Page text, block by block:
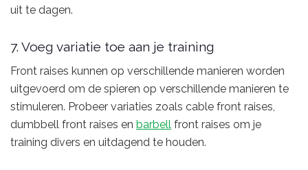
uit te dagen.
7. Voeg variatie toe aan je training
Front raises kunnen op verschillende manieren worden
uitgevoerd om de spieren op verschillende manieren te
stimuleren. Probeer variaties zoals cable front raises,
dumbbell front raises en barbell front raises om je
training divers en uitdagend te houden.